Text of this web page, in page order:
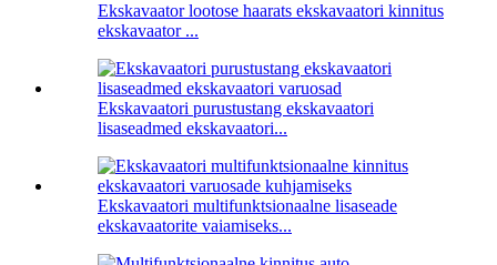
Ekskavaator lootose haarats ekskavaatori kinnitus
ekskavaator ...
Ekskavaatori purustustang ekskavaatori
lisaseadmed ekskavaatori...
Ekskavaatori multifunktsionaalne lisaseade
ekskavaatorite vaiamiseks...